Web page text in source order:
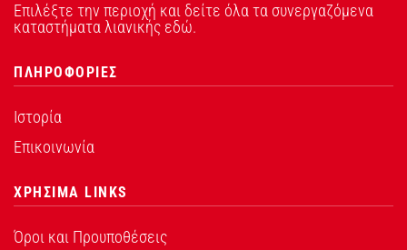
Επιλέξτε την περιοχή και δείτε όλα τα συνεργαζόμενα
καταστήματα λιανικής εδώ.
ΠΛΗΡΟΦΟΡΙΕΣ
Ιστορία
Επικοινωνία
ΧΡΗΣΙΜΑ LINKS
Όροι και Προυποθέσεις